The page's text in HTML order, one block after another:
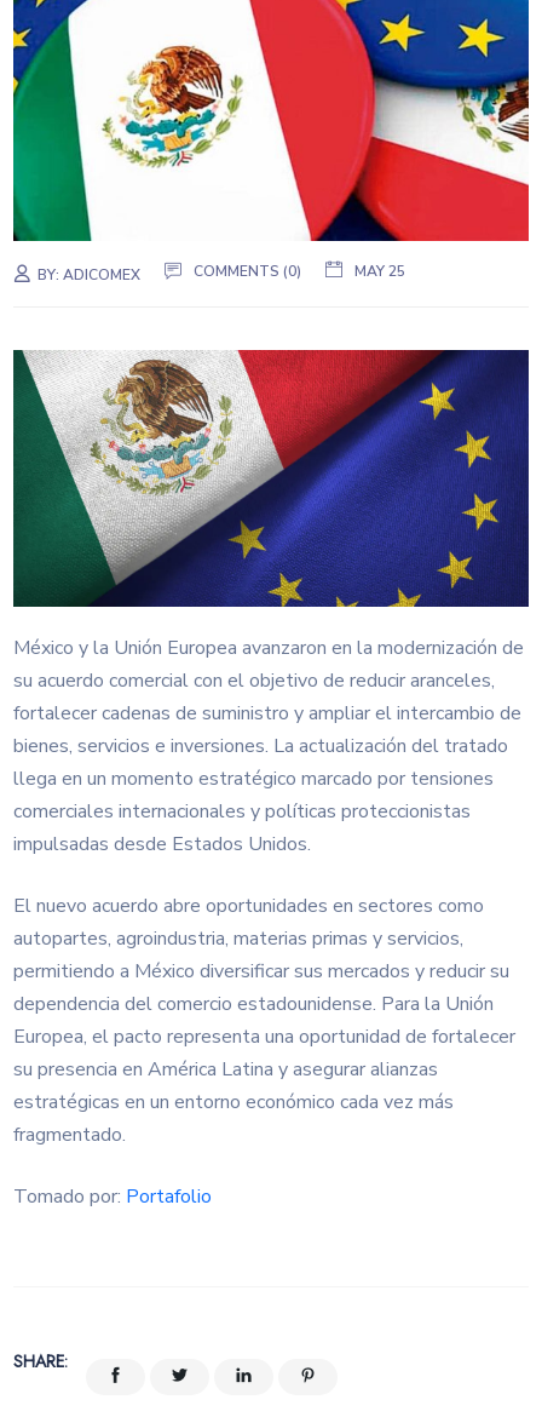
BY:ADICOMEX COMMENTS (0) MAY 25
México y la Unión Europea avanzaron en la modernización de
su acuerdo comercial con el objetivo de reducir aranceles,
fortalecer cadenas de suministro y ampliar el intercambio de
bienes, servicios e inversiones. La actualización del tratado
llega en un momento estratégico marcado por tensiones
comerciales internacionales y políticas proteccionistas
impulsadas desde Estados Unidos.
El nuevo acuerdo abre oportunidades en sectores como
autopartes, agroindustria, materias primas y servicios,
permitiendo a México diversificar sus mercados y reducir su
dependencia del comercio estadounidense. Para la Unión
Europea, el pacto representa una oportunidad de fortalecer
su presencia en América Latina y asegurar alianzas
estratégicas en un entorno económico cada vez más
fragmentado.
Tomado por: Portafolio
SHARE: